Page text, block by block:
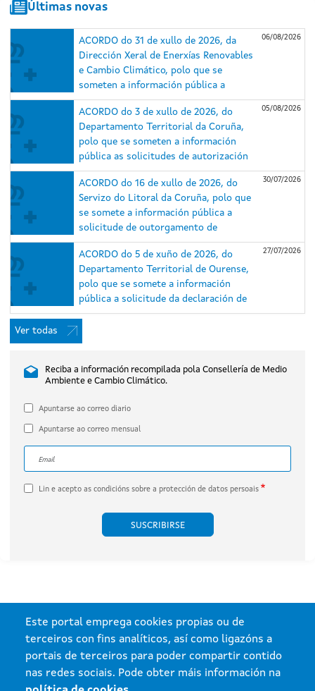
Este portal emprega cookies propias ou de
terceiros con fins analíticos, así como ligazóns a
portais de terceiros para poder compartir contido
nas redes sociais. Pode obter máis información na
Últimas novas
ACORDO do 31 de xullo de 2026, da
Dirección Xeral de Enerxías Renovables
e Cambio Climático, polo que se
someten a información pública a
solicitude de autorización
administrativa previa e de construción
e o estudo de impacto ambiental (EsIA)
do proxecto do parque eólico
Repotenciación Serra da Loba e das
súas infraestruturas de evacuación,
nos concellos de Guitiriz e Xermade
(Lugo) e Aranga e Monfero (A Coruña)
(expediente IN408A 2025/018).
06/08/2026
ACORDO do 3 de xullo de 2026, do
Departamento Territorial da Coruña,
polo que se someten a información
pública as solicitudes de autorización
administrativa previa e de construción
e o estudo de impacto ambiental dos
proxectos do parque eólico
Repotenciación Barbanza I (expediente
IN408A 2025/007) e do parque eólico
Repotenciación Barbanza II (expediente
IN408A 2025/006), situados nos
concellos do Porto do Son, A Pobra do
Caramiñal e Boiro (A Coruña).
05/08/2026
ACORDO do 16 de xullo de 2026, do
Servizo do Litoral da Coruña, polo que
se somete a información pública a
solicitude de outorgamento de
concesión de ocupación de dominio
público marítimo-terrestre para caseta
de salvamento, duchas e lavapés na
praia de Gandarío, no concello de
Bergondo (A Coruña).
30/07/2026
ACORDO do 5 de xuño de 2026, do
Departamento Territorial de Ourense,
polo que se somete a información
pública a solicitude da declaración de
utilidade pública, en concreto, coa
proxecto do parque eólico Xesteirón,
Montederramo (Ourense), promovido
(expediente IN408A 2020/032B).
27/07/2026
Ver todas
Reciba a información recompilada pola Consellería de Medio
Ambiente e Cambio Climático.
Apuntarse ao correo diario
Apuntarse ao correo mensual
Lin e acepto as condicións sobre a protección de datos persoais